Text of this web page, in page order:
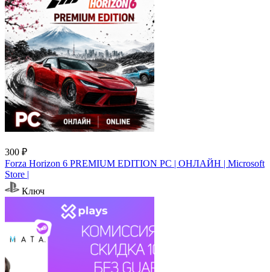
300 ₽
Forza Horizon 6 PREMIUM EDITION PC | ОНЛАЙН | Microsoft
Store |
Ключ